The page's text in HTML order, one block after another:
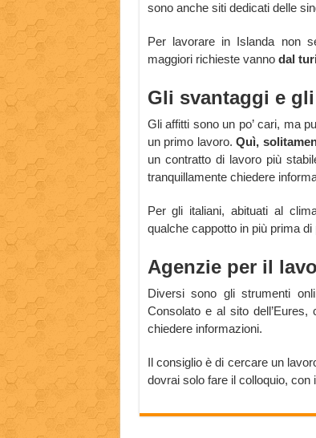
sono anche siti dedicati delle
Per lavorare in Islanda non
maggiori richieste vanno dal
Gli svantaggi e
Gli affitti sono un po’ cari, ma
un primo lavoro. Quì,
un contratto di lavoro più
tranquillamente chiedere
Per gli italiani, abituati al
qualche cappotto in più prima di
Agenzie per il
Diversi sono gli strumenti
Consolato e al sito
chiedere informazioni.
Il consiglio è di cercare un
dovrai solo fare il colloquio,